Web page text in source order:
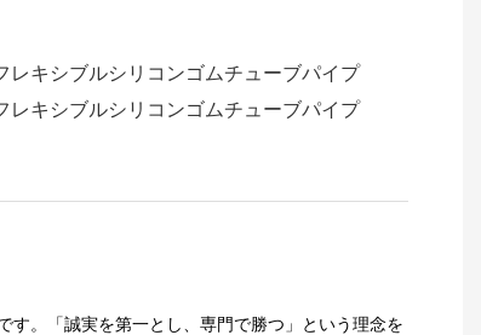
す。「誠実を第一とし、専門で勝つ」という理念を